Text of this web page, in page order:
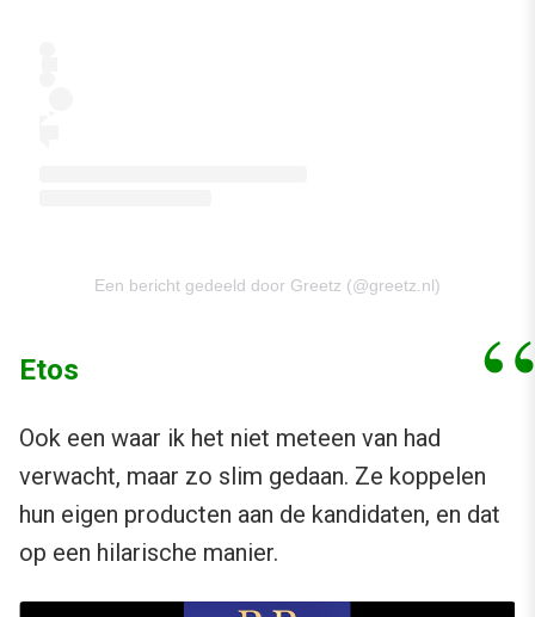
Een bericht gedeeld door Greetz (@greetz.nl)
Etos
Ook een waar ik het niet meteen van had
verwacht, maar zo slim gedaan. Ze koppelen
hun eigen producten aan de kandidaten, en dat
op een hilarische manier.